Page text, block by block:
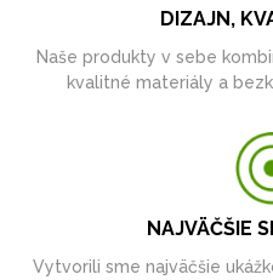
DIZAJN,
Naše produkty v sebe
kvalitné materiály a
NAJVÄČŠIE
Vytvorili sme najväčšie